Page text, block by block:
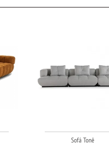
Sofá Tonê